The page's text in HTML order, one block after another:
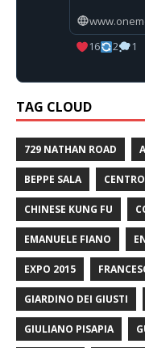
16
2 1
TAG CLOUD
729 NATHAN ROAD
BEPPE SALA
CHINESE KUNG FU
EMANUELE FIANO
EXPO 2015
GIARDINO DEI GIUSTI
GIULIANO PISAPIA